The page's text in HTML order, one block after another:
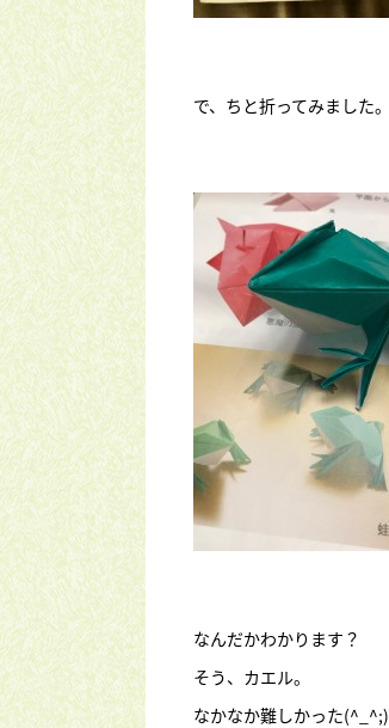
で、ちと折ってみました。
なんだかわかります？
そう、カエル。
なかなか難しかった(^_^;)